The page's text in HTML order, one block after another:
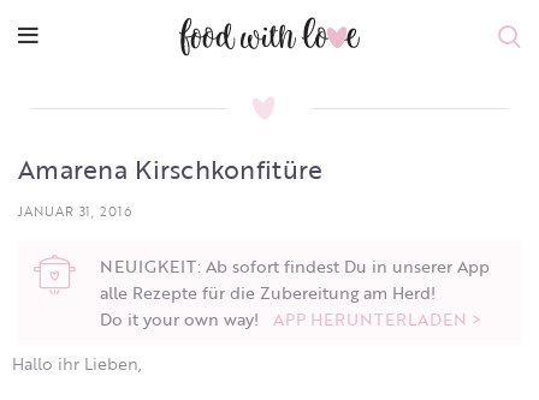
Amarena Kirschkonfitüre
JANUAR 31, 2016
NEUIGKEIT: Ab sofort findest Du in unserer App
alle Rezepte für die Zubereitung am Herd!
Do it your own way! APP HERUNTERLADEN >
Hallo ihr Lieben,